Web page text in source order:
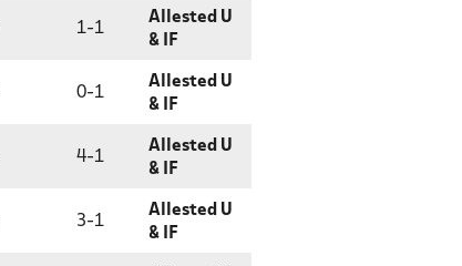
1-1
Allested U
& IF
0-1
Allested U
& IF
4-1
Allested U
& IF
3-1
Allested U
& IF